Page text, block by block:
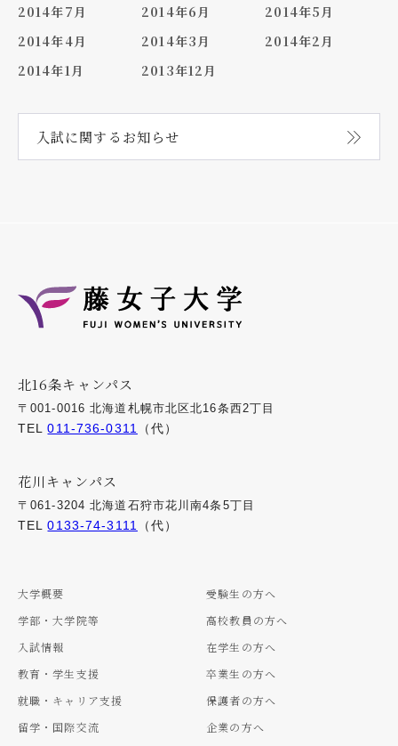
2014年7月
2014年6月
2014年5月
2014年4月
2014年3月
2014年2月
2014年1月
2013年12月
入試に関する お知らせ
北16条キャンパス
〒001-0016 北海道札幌市北区北16条西2丁目
TEL011-736-0311 （代）
花川キャンパス
〒061-3204 北海道石狩市花川南4条5丁目
TEL0133-74-3111 （代）
大学概要
学部・大学院等
入試情報
教育・学生支援
就職・キャリア支援
留学・国際交流
受験生の方へ
高校教員の方へ
在学生の方へ
卒業生の方へ
保護者の方へ
企業の方へ